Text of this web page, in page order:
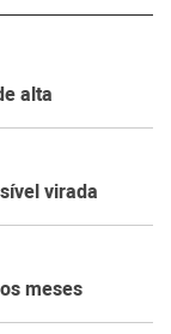
alta
virada
meses